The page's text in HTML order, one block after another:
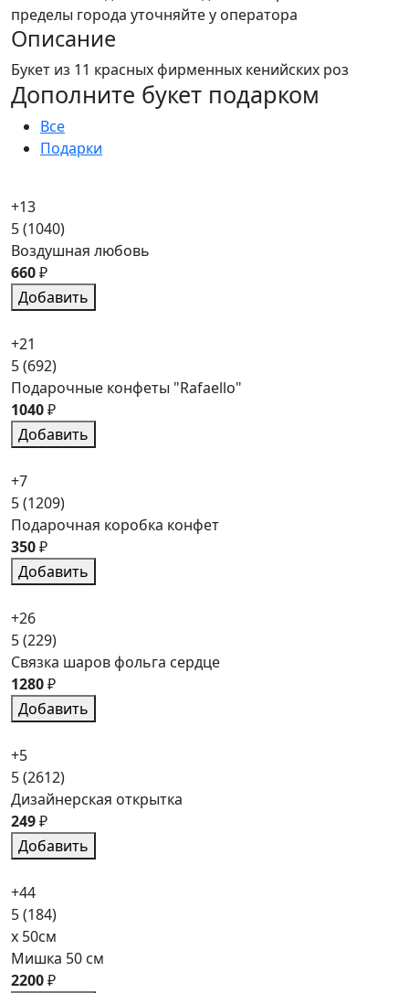
пределы города уточняйте у оператора
Описание
Букет из 11 красных фирменных кенийских роз
Дополните букет подарком
Все
Подарки
+13
5(1040)
Воздушная любовь
660₽
Добавить
+21
5(692)
Подарочные конфеты "Rafaello"
1040₽
Добавить
+7
5(1209)
Подарочная коробка конфет
350₽
Добавить
+26
5(229)
Связка шаров фольга сердце
1280₽
Добавить
+5
5(2612)
Дизайнерская открытка
249₽
Добавить
+44
5(184)
x 50см
Мишка 50 см
2200₽